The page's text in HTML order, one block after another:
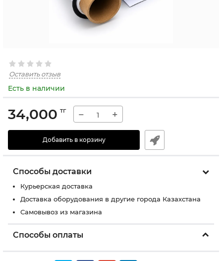
Оставить отзыв
Есть в наличии
34,000 тг − +
Добавить в корзину
Способы доставки
Курьерская доставка
Доставка оборудования в другие города Казахстана
Самовывоз из магазина
Способы оплаты